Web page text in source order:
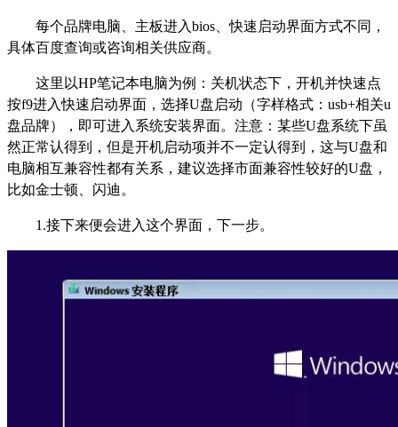
每个品牌电脑、主板进入bios、快速启动界面方式不同，
具体百度查询或咨询相关供应商。
这里以HP笔记本电脑为例：关机状态下，开机并快速点
按f9进入快速启动界面，选择U盘启动（字样格式：usb+相关u
盘品牌），即可进入系统安装界面。注意：某些U盘系统下虽
然正常认得到，但是开机启动项并不一定认得到，这与U盘和
电脑相互兼容性都有关系，建议选择市面兼容性较好的U盘，
比如金士顿、闪迪。
1.接下来便会进入这个界面，下一步。